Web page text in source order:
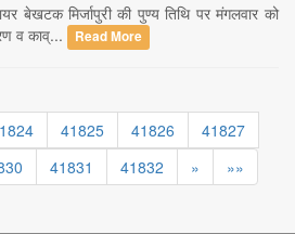
बेखटक मिर्जापुरी की पुण्य तिथि पर मंगलवार को
व काव्...
Read More
41825 41826
41827
41831 41832 » »»